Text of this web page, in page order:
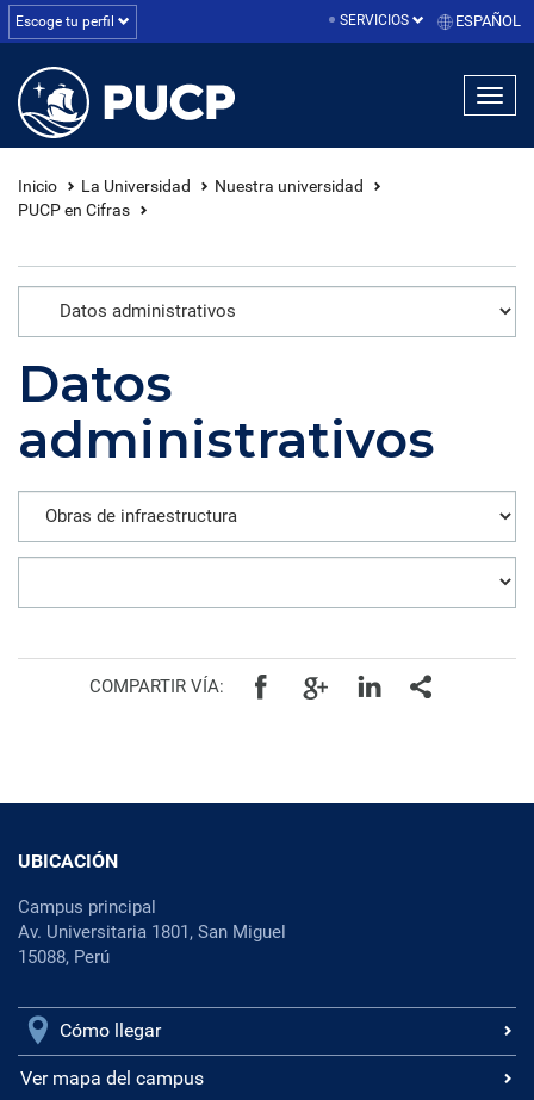
Escoge tu perfil SERVICIOS ESPAÑOL
Inicio La Universidad
Nuestra universidad
PUCP en Cifras
Datos
administrativos
COMPARTIR VÍA:
UBICACIÓN
Campus principal
Av. Universitaria 1801, San Miguel
15088, Perú
Cómo llegar
Ver mapa del campus